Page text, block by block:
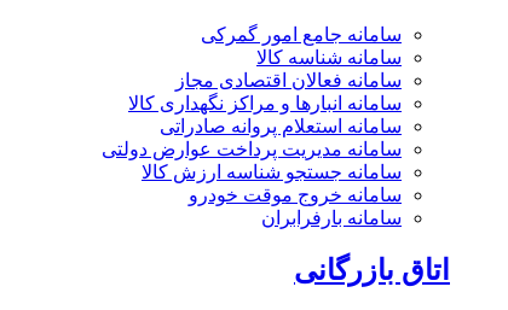
سامانه جامع امور گمرکی
سامانه شناسه کالا
سامانه فعالان اقتصادی مجاز
سامانه انبارها و مراکز نگهداری کالا
سامانه استعلام پروانه صادراتی
سامانه مدیریت پرداخت عوارض دولتی
سامانه جستجو شناسه ارزش کالا
سامانه خروج موقت خودرو
سامانه بارفرابران
اتاق بازرگانی